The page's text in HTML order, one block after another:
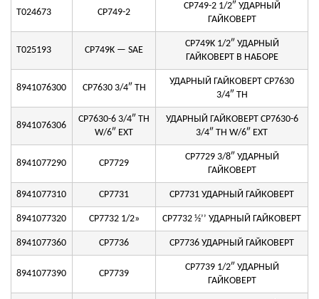
T024673 CP749-2
CP749-2 1/2″ УДАРНЫЙ
ГАЙКОВЕРТ
T025193 CP749K — SAE
CP749K 1/2″ УДАРНЫЙ
ГАЙКОВЕРТ В НАБОРЕ
8941076300 CP7630 3/4″ TH
УДАРНЫЙ ГАЙКОВЕРТ CP7630
3/4″ TH
8941076306
CP7630-6 3/4″ TH
W/6″ EXT
УДАРНЫЙ ГАЙКОВЕРТ CP7630-6
3/4″ TH W/6″ EXT
8941077290 CP7729
CP7729 3/8″ УДАРНЫЙ
ГАЙКОВЕРТ
8941077310 CP7731 CP7731 УДАРНЫЙ ГАЙКОВЕРТ
8941077320 CP7732 1/2» CP7732 ½’’ УДАРНЫЙ ГАЙКОВЕРТ
8941077360 CP7736 CP7736 УДАРНЫЙ ГАЙКОВЕРТ
8941077390 CP7739
CP7739 1/2″ УДАРНЫЙ
ГАЙКОВЕРТ